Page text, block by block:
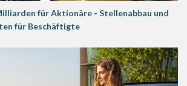
für Aktionäre - Stellenabbau und
für Beschäftigte